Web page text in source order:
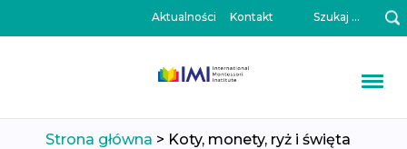
Aktualności Kontakt
Strona główna > Koty, monety, ryż i święta